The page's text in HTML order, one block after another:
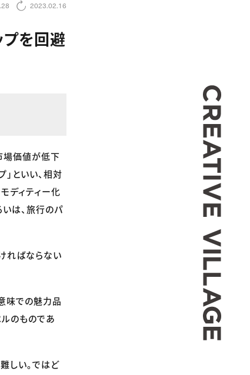
2023.02.16
を回避
場価値が低下
といい、相対
ディティー化
いは、旅行のパ
ればならない
味での魅力品
のものであ
しい。ではど